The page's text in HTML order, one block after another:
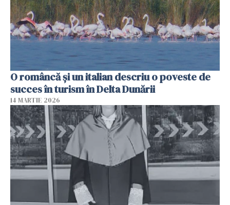
O româncă și un italian descriu o poveste de
succes în turism în Delta Dunării
14 MARTIE 2026